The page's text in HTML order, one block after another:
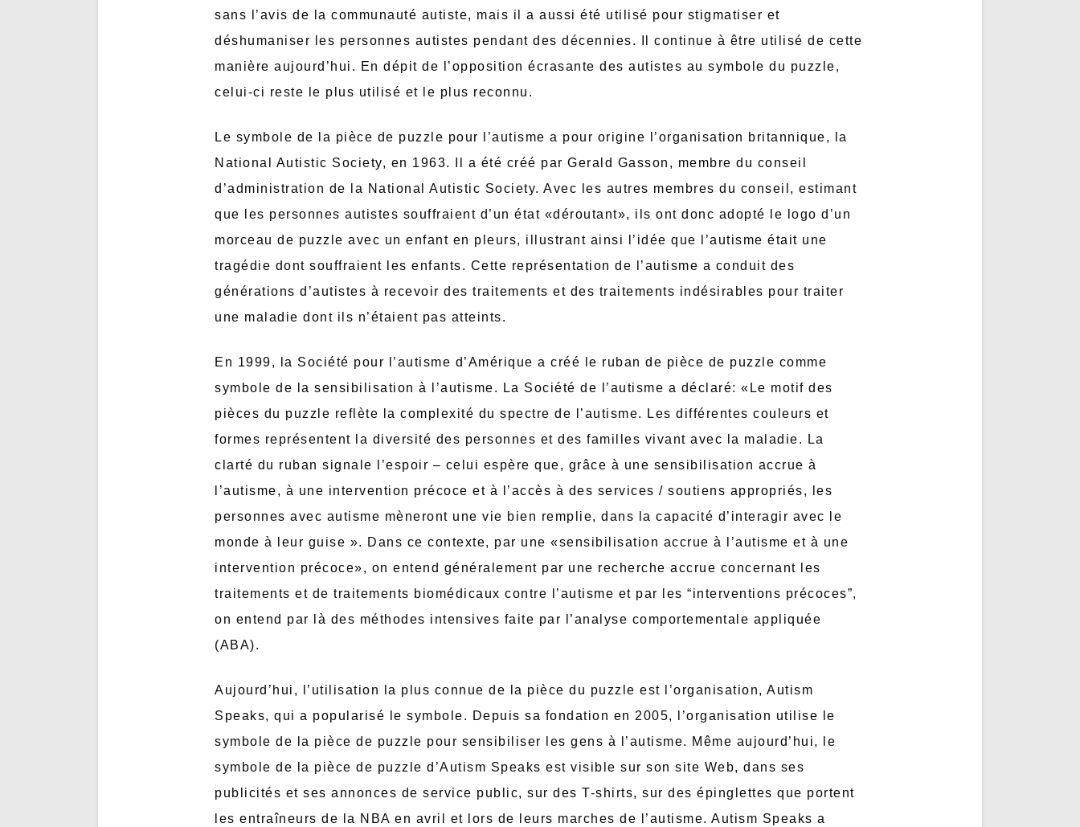
sans l’avis de la communauté autiste, mais il a aussi été utilisé pour stigmatiser et
déshumaniser les personnes autistes pendant des décennies. Il continue à être utilisé de cette
manière aujourd’hui. En dépit de l’opposition écrasante des autistes au symbole du puzzle,
celui-ci reste le plus utilisé et le plus reconnu.
Le symbole de la pièce de puzzle pour l’autisme a pour origine l’organisation britannique, la
National Autistic Society, en 1963. Il a été créé par Gerald Gasson, membre du conseil
d’administration de la National Autistic Society. Avec les autres membres du conseil, estimant
que les personnes autistes souffraient d’un état «déroutant», ils ont donc adopté le logo d’un
morceau de puzzle avec un enfant en pleurs, illustrant ainsi l’idée que l’autisme était une
tragédie dont souffraient les enfants. Cette représentation de l’autisme a conduit des
générations d’autistes à recevoir des traitements et des traitements indésirables pour traiter
une maladie dont ils n’étaient pas atteints.
En 1999, la Société pour l’autisme d’Amérique a créé le ruban de pièce de puzzle comme
symbole de la sensibilisation à l’autisme. La Société de l’autisme a déclaré: «Le motif des
pièces du puzzle reflète la complexité du spectre de l’autisme. Les différentes couleurs et
formes représentent la diversité des personnes et des familles vivant avec la maladie. La
clarté du ruban signale l’espoir – celui espère que, grâce à une sensibilisation accrue à
l’autisme, à une intervention précoce et à l’accès à des services / soutiens appropriés, les
personnes avec autisme mèneront une vie bien remplie, dans la capacité d’interagir avec le
monde à leur guise ». Dans ce contexte, par une «sensibilisation accrue à l’autisme et à une
intervention précoce», on entend généralement par une recherche accrue concernant les
traitements et de traitements biomédicaux contre l’autisme et par les “interventions précoces”,
on entend par là des méthodes intensives faite par l’analyse comportementale appliquée
(ABA).
Aujourd’hui, l’utilisation la plus connue de la pièce du puzzle est l’organisation, Autism
Speaks, qui a popularisé le symbole. Depuis sa fondation en 2005, l’organisation utilise le
symbole de la pièce de puzzle pour sensibiliser les gens à l’autisme. Même aujourd’hui, le
symbole de la pièce de puzzle d’Autism Speaks est visible sur son site Web, dans ses
publicités et ses annonces de service public, sur des T-shirts, sur des épinglettes que portent
les entraîneurs de la NBA en avril et lors de leurs marches de l’autisme. Autism Speaks a